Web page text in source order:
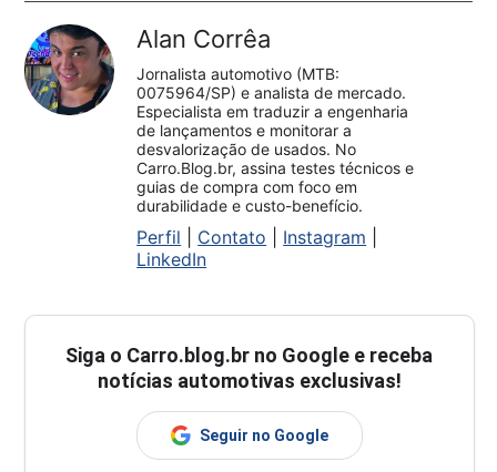
Alan Corrêa
Jornalista automotivo (MTB:
0075964/SP) e analista de mercado.
Especialista em traduzir a engenharia
de lançamentos e monitorar a
desvalorização de usados. No
Carro.Blog.br, assina testes técnicos e
guias de compra com foco em
durabilidade e custo-benefício.
Perfil Contato Instagram
LinkedIn
Siga o Carro.blog.br no Google e receba
notícias automotivas exclusivas!
Seguir no Google